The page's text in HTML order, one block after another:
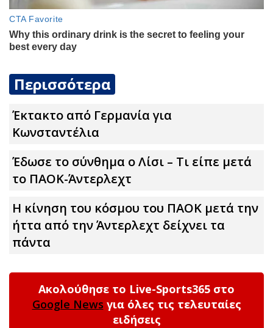
Περισσότερα
Έκτακτο από Γερμανία για
Κωνσταντέλια
Έδωσε το σύνθημα ο Λίσι – Τι είπε μετά
το ΠΑΟΚ-Άντερλεχτ
Η κίνηση του κόσμου του ΠΑΟΚ μετά την
ήττα από την Άντερλεχτ δείχνει τα
πάντα
Ακολούθησε το Live-Sports365 στο
Google News για όλες τις τελευταίες
ειδήσεις